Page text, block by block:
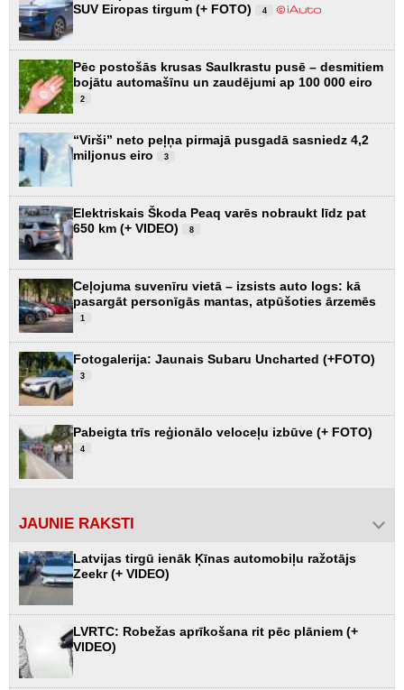
SUV Eiropas tirgum (+ FOTO)
4
Pēc postošās krusas Saulkrastu pusē – desmitiem
bojātu automašīnu un zaudējumi ap 100 000 eiro
2
“Virši” neto peļņa pirmajā pusgadā sasniedz 4,2
miljonus eiro
3
Elektriskais Škoda Peaq varēs nobraukt līdz pat
650 km (+ VIDEO)
8
Ceļojuma suvenīru vietā – izsists auto logs: kā
pasargāt personīgās mantas, atpūšoties ārzemēs
1
Fotogalerija: Jaunais Subaru Uncharted (+FOTO)
3
Pabeigta trīs reģionālo veloceļu izbūve (+ FOTO)
4
JAUNIE RAKSTI
Latvijas tirgū ienāk Ķīnas automobiļu ražotājs
Zeekr (+ VIDEO)
LVRTC: Robežas aprīkošana rit pēc plāniem (+
VIDEO)